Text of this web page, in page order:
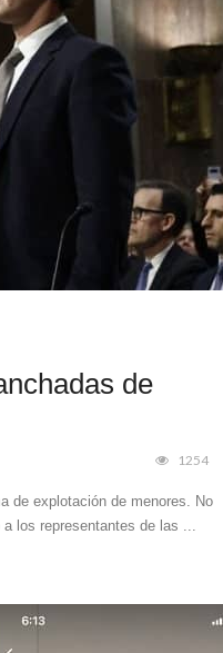
de
1254
de explotación de menores. No
los representantes de las ...